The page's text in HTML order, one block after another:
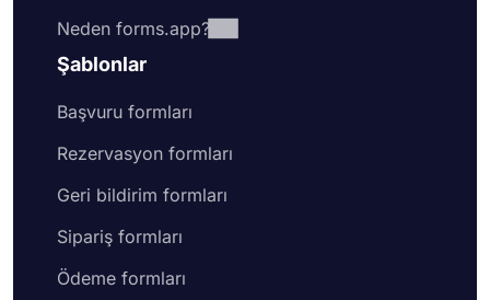
Neden forms.app?
Şablonlar
Başvuru formları
Rezervasyon formları
Geri bildirim formları
Sipariş formları
Ödeme formları